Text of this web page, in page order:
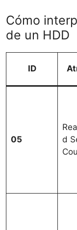
Cómo
de un HDD
ID
05
d